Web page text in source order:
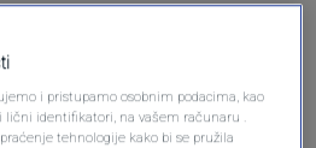
i pristupamo osobnim podacima, kao
lični identifikatori, na vašem računaru .
tehnologije kako bi se pružila